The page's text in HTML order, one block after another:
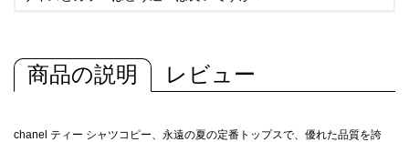
商品の説明 レビュー
chanel ティー シャツコピー、永遠の夏の定番トップスで、優れた品質を誇